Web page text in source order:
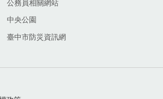
公務員相關網站
中央公園
臺中市防災資訊網